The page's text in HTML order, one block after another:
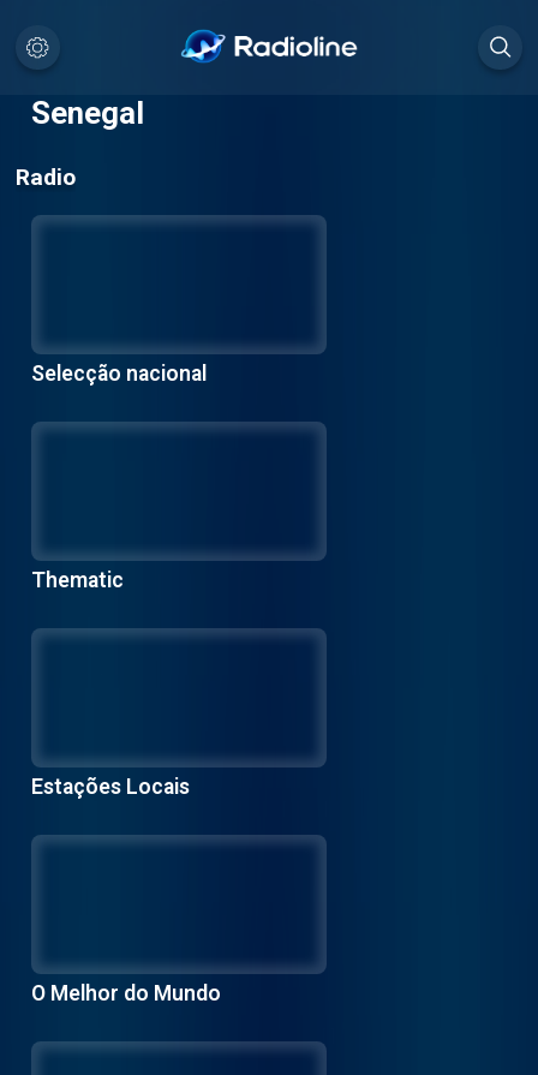
Senegal
Radio
Selecção nacional
Thematic
Estações Locais
O Melhor do Mundo